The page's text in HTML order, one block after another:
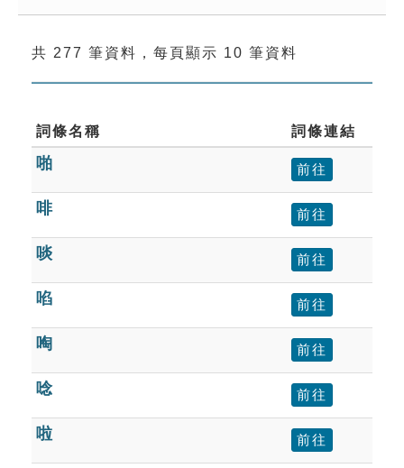
成語故事
索引選單
單字索引
生命大百科索引
遊戲專區
教學應用
貓頭鷹博士
共 277 筆資料，每頁顯示 10 筆資料
詞條名稱 詞條連結
啪 前往
啡 前往
啖 前往
啗 前往
啕 前往
唸 前往
啦 前往